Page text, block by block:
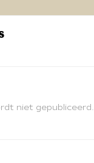
niet gepubliceerd.